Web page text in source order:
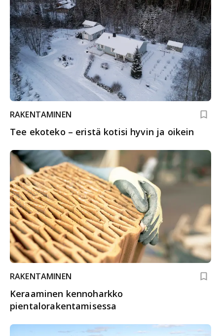
RAKENTAMINEN
Tee ekoteko – eristä kotisi hyvin ja oikein
RAKENTAMINEN
Keraaminen kennoharkko
pientalorakentamisessa